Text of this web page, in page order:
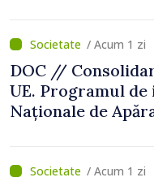
/ Acum 1 zi
DOC //
UE. Programul
Naționale de
/ Acum 1 zi